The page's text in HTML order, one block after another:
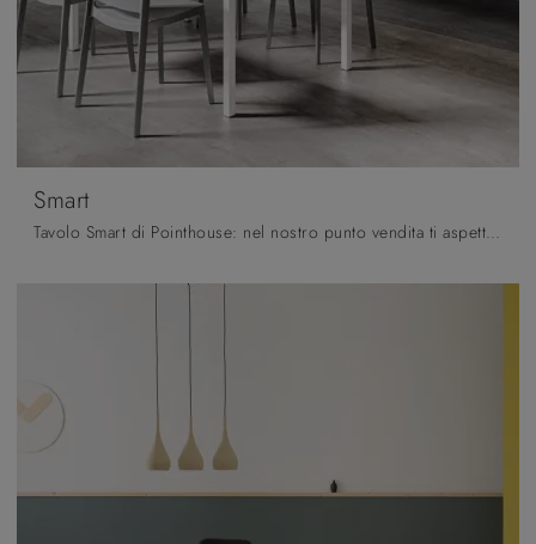
Smart
Tavolo Smart di Pointhouse: nel nostro punto vendita ti aspetta una quasi infinita gamma di composizioni di alto contenuto estetico.